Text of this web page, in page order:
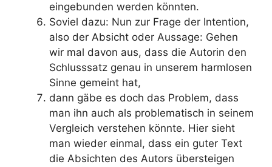
eingebunden werden könnten.
Soviel dazu: Nun zur Frage der Intention,
also der Absicht oder Aussage: Gehen
wir mal davon aus, dass die Autorin den
Schlusssatz genau in unserem harmlosen
Sinne gemeint hat,
dann gäbe es doch das Problem, dass
man ihn auch als problematisch in seinem
Vergleich verstehen könnte. Hier sieht
man wieder einmal, dass ein guter Text
die Absichten des Autors übersteigen